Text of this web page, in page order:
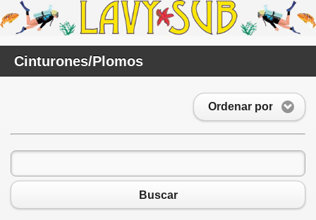
Cinturones/Plomos
Ordenar por
Buscar